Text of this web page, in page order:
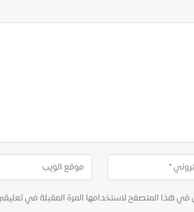
في هذا المتصفح لاستخدامها المرة المقبلة في